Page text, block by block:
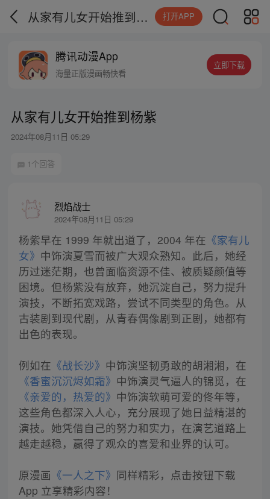
从家有儿女开始推到杨紫 打开APP
腾讯动漫App
海量正版漫画畅快看
立即下载
从家有儿女开始推到杨紫
2024年08月11日 05:29
1个回答
烈焰战士
2024年08月11日 05:29
杨紫早在 1999 年就出道了，2004 年在 《家有儿
女》 中饰演夏雪而被广大观众熟知。此后，她经
历过迷茫期，也曾面临资源不佳、被质疑颜值等
困境。但杨紫没有放弃，她沉淀自己，努力提升
演技，不断拓宽戏路，尝试不同类型的角色。从
古装剧到现代剧，从青春偶像剧到正剧，她都有
出色的表现。
例如在 《战长沙》 中饰演坚韧勇敢的胡湘湘，在
《香蜜沉沉烬如霜》 中饰演灵气逼人的锦觅，在
《亲爱的，热爱的》 中饰演软萌可爱的佟年等，
这些角色都深入人心，充分展现了她日益精湛的
演技。她凭借自己的努力和实力，在演艺道路上
越走越稳，赢得了观众的喜爱和业界的认可。
原漫画 《一人之下》 同样精彩，点击按钮下载
App 立享精彩内容！